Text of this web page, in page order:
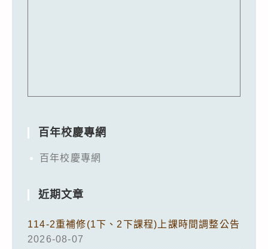
百年校慶專網
百年校慶專網
近期文章
114-2重補修(1下、2下課程)上課時間調整公告
2026-08-07